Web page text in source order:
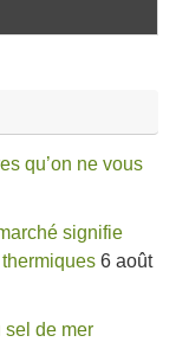
qu’on ne vous
signifie
6 août
sel de mer